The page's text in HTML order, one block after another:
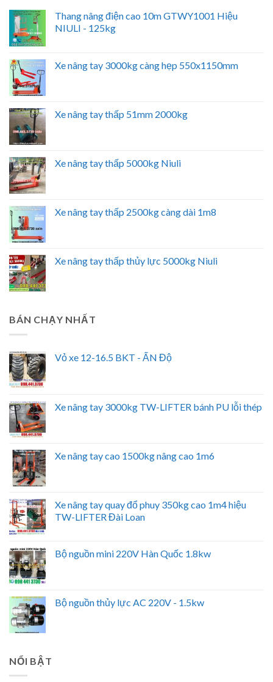
Thang nâng điện cao 10m GTWY1001 Hiệu
NIULI - 125kg
Xe nâng tay 3000kg càng hẹp 550x1150mm
Xe nâng tay thấp 51mm 2000kg
Xe nâng tay thấp 5000kg Niuli
Xe nâng tay thấp 2500kg càng dài 1m8
Xe nâng tay thấp thủy lực 5000kg Niuli
BÁN CHẠY NHẤT
Vỏ xe 12-16.5 BKT - ẤN Độ
Xe nâng tay 3000kg TW-LIFTER bánh PU lỗi thép
Xe nâng tay cao 1500kg nâng cao 1m6
Xe nâng tay quay đổ phuy 350kg cao 1m4 hiệu
TW-LIFTER Đài Loan
Bộ nguồn mini 220V Hàn Quốc 1.8kw
Bộ nguồn thủy lực AC 220V - 1.5kw
NỔI BẬT